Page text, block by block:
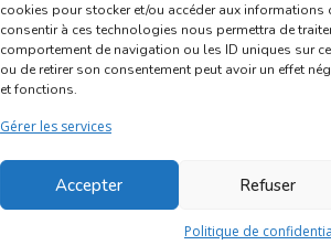
cookies pour stocker et/ou accéder aux informations
consentir à ces technologies nous permettra de
comportement de navigation ou les ID uniques sur
ou de retirer son consentement peut avoir un effet
et fonctions.
Gérer les services
Accepter Refuser
Politique de